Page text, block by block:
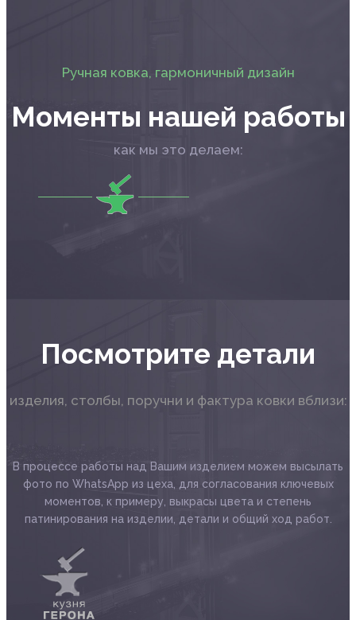
Ручная ковка, гармоничный дизайн
Моменты нашей работы
как мы это делаем:
Посмотрите детали
изделия, столбы, поручни и фактура ковки вблизи:
В процессе работы над Вашим изделием можем высылать
фото по WhatsApp из цeхa, для согласования ключевых
моментов, к примеру, выкрасы цвета и степень
патинирования на изделии, детали и общий ход работ.